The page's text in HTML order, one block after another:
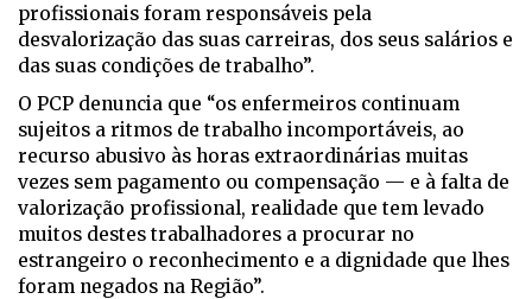
profissionais foram responsáveis pela
desvalorização das suas carreiras, dos seus salários e
das suas condições de trabalho”.
O PCP denuncia que “os enfermeiros continuam
sujeitos a ritmos de trabalho incomportáveis, ao
recurso abusivo às horas extraordinárias muitas
vezes sem pagamento ou compensação — e à falta de
valorização profissional, realidade que tem levado
muitos destes trabalhadores a procurar no
estrangeiro o reconhecimento e a dignidade que lhes
foram negados na Região”.